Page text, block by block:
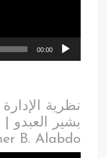
00:00
نظرية
B. Alabdo